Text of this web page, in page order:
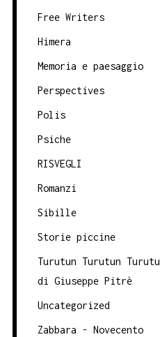
Free Writers
Himera
Memoria e paesaggio
Perspectives
Polis
Psiche
RISVEGLI
Romanzi
Sibille
Storie piccine
Turutun Turutun
di Giuseppe Pitrè
Uncategorized
Zabbara - Novecento